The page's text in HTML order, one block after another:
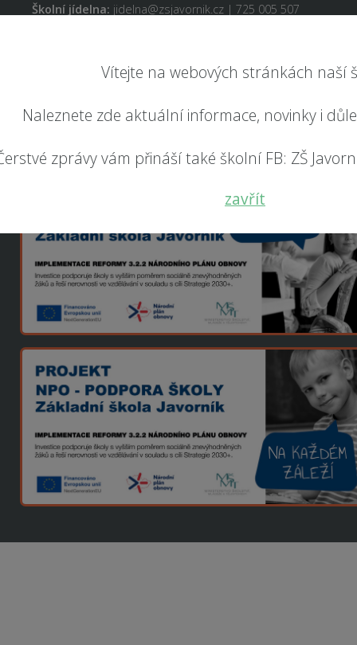
Vítejte na webových stránkách naší
Naleznete zde aktuální informace, novinky i
zprávy vám přináší také školní FB: ZŠ
zavřít
Školní jídelna: jidelna@zsjavornik.cz | 725 005 507